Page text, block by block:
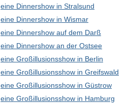
eine Dinnershow in Stralsund
eine Dinnershow in Wismar
eine Dinnershow auf dem Darß
eine Dinnershow an der Ostsee
eine Großillusionsshow in Berlin
eine Großillusionsshow in Greifswald
eine Großillusionsshow in Güstrow
eine Großillusionsshow in Hamburg